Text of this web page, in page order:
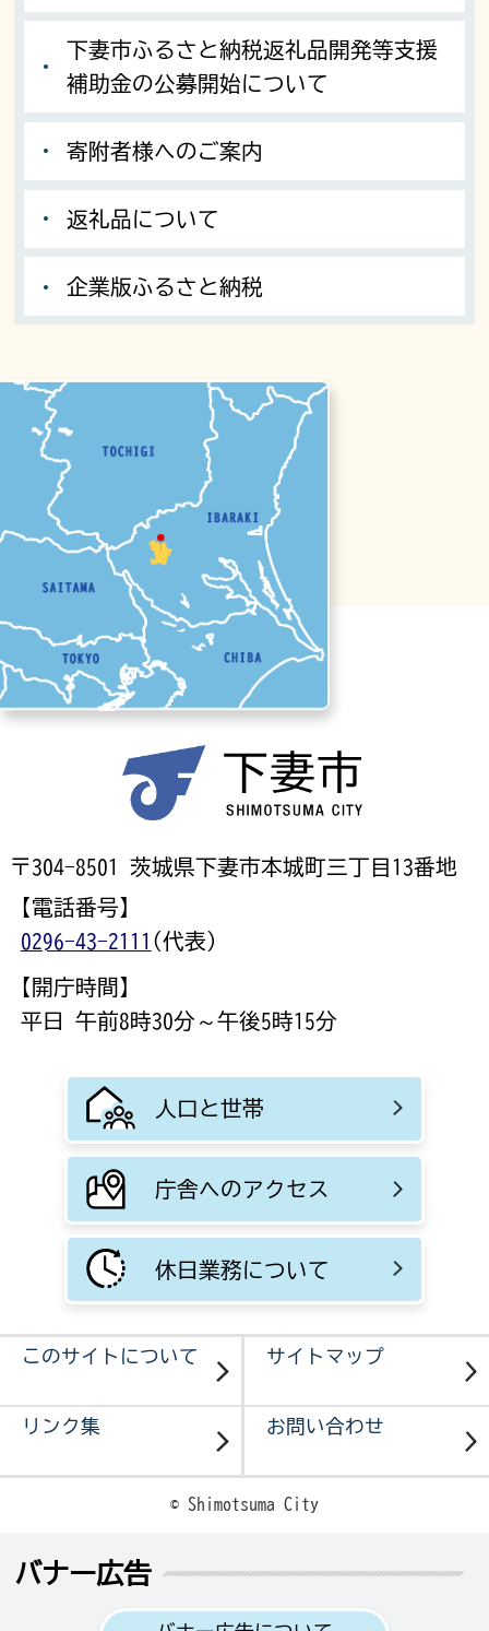
下妻市ふるさと納税返礼品開発等支援
補助金の公募開始について
寄附者様へのご案内
返礼品について
企業版ふるさと納税
〒304-8501 茨城県下妻市本城町三丁目13番地
【電話番号】
0296-43-2111 (代表)
【開庁時間】
平日 午前8時30分～午後5時15分
人口と世帯
庁舎へのアクセス
休日業務について
このサイトについて サイトマップ
リンク集 お問い合わせ
© Shimotsuma City
バナー広告